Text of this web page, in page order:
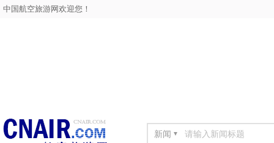
中国航空旅游网欢迎您！
新闻 ▼